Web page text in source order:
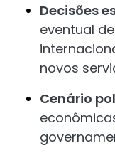
Decisões
eventual
novos
Cenário